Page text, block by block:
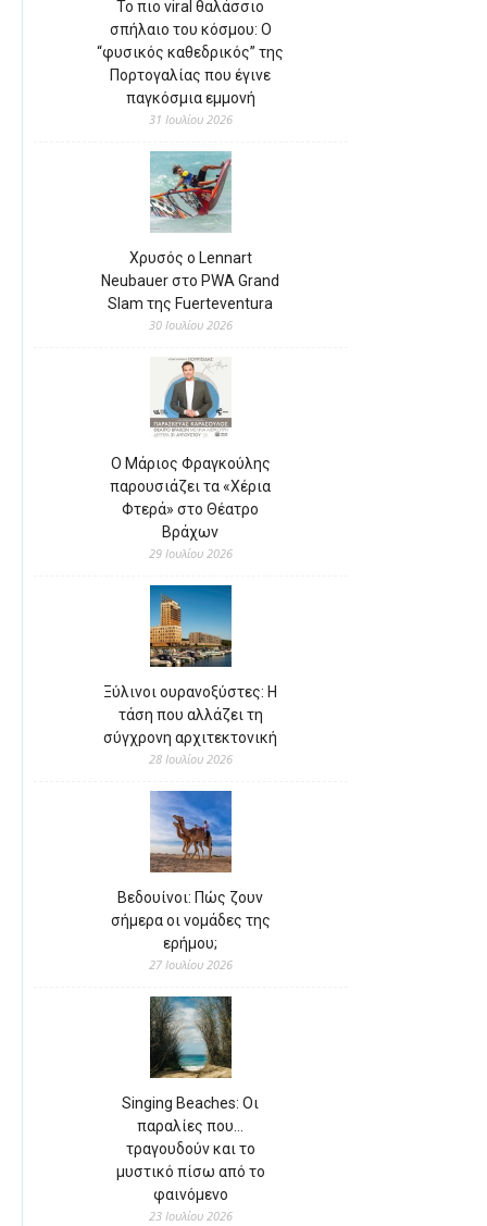
Το πιο viral θαλάσσιο
σπήλαιο του κόσμου: Ο
“φυσικός καθεδρικός” της
Πορτογαλίας που έγινε
παγκόσμια εμμονή
31 Ιουλίου 2026
Χρυσός ο Lennart
Neubauer στο PWA Grand
Slam της Fuerteventura
30 Ιουλίου 2026
Ο Μάριος Φραγκούλης
παρουσιάζει τα «Χέρια
Φτερά» στο Θέατρο
Βράχων
29 Ιουλίου 2026
Ξύλινοι ουρανοξύστες: Η
τάση που αλλάζει τη
σύγχρονη αρχιτεκτονική
28 Ιουλίου 2026
Βεδουίνοι: Πώς ζουν
σήμερα οι νομάδες της
ερήμου;
27 Ιουλίου 2026
Singing Beaches: Οι
παραλίες που…
τραγουδούν και το
μυστικό πίσω από το
φαινόμενο
23 Ιουλίου 2026